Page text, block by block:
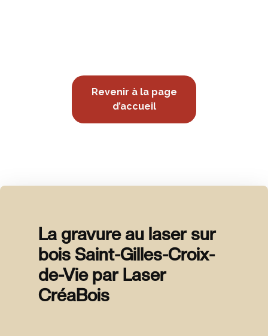
Revenir à la page
d’accueil
La gravure au laser sur
bois Saint-Gilles-Croix-
de-Vie par Laser
CréaBois